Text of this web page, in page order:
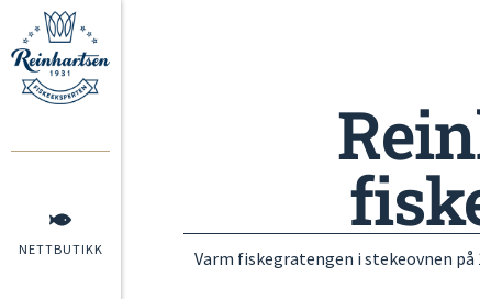
NETTBUTIKK Varm fiskegratengen i stekeovnen